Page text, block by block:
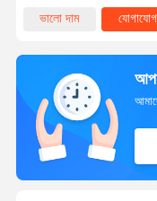
ভালো দাম
যোগাযোগ